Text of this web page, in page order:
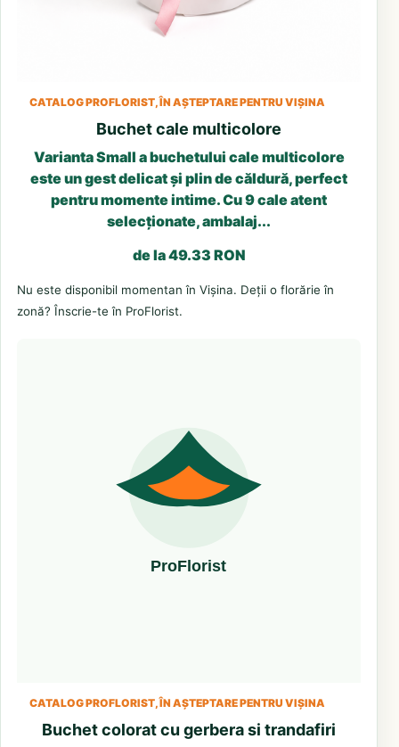
CATALOG PROFLORIST, ÎN AȘTEPTARE PENTRU VIȘINA
Buchet cale multicolore
Varianta Small a buchetului cale multicolore
este un gest delicat și plin de căldură, perfect
pentru momente intime. Cu 9 cale atent
selecționate, ambalaj...
de la 49.33 RON
Nu este disponibil momentan în Vișina. Deții o florărie în
zonă? Înscrie-te în ProFlorist.
CATALOG PROFLORIST, ÎN AȘTEPTARE PENTRU VIȘINA
Buchet colorat cu gerbera si trandafiri